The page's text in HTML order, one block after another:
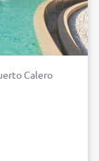
Calero